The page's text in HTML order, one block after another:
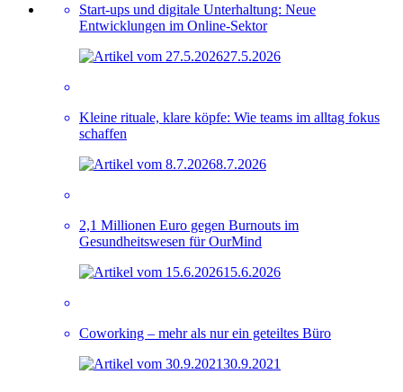
Start-ups und digitale Unterhaltung: Neue
Entwicklungen im Online-Sektor
27.5.2026
Kleine rituale, klare köpfe: Wie teams im alltag fokus
schaffen
8.7.2026
2,1 Millionen Euro gegen Burnouts im
Gesundheitswesen für OurMind
15.6.2026
Coworking – mehr als nur ein geteiltes Büro
30.9.2021